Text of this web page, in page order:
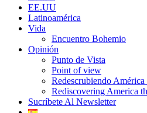
EE.UU
Latinoamérica
Vida
Encuentro Bohemio
Opinión
Punto de Vista
Point of view
Redescrubiendo
Rediscovering America
Sucríbete Al Newsletter